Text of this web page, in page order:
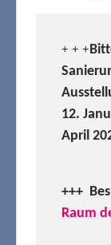
+ + +
12.
April
+++
Raum